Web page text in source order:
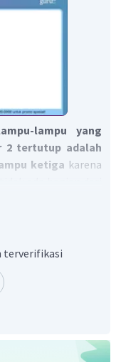
lampu yang
2 tertutup adalah
ketiga karena
terverifikasi